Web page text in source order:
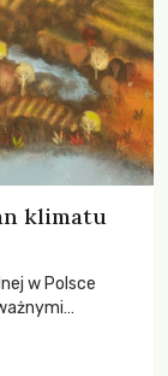
klimatu
w Polsce